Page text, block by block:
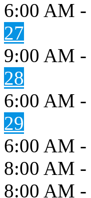
6:00 AM -
27
9:00 AM -
28
6:00 AM -
29
6:00 AM -
8:00 AM -
8:00 AM -